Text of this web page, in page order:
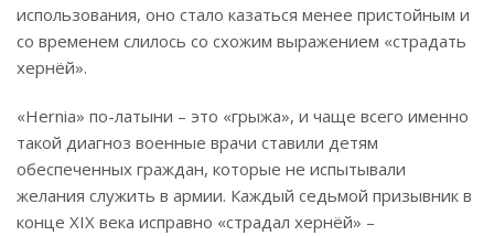
использования, оно стало казаться менее пристойным и
со временем слилось со схожим выражением «страдать
хернёй».
«Hernia» по-латыни – это «грыжа», и чаще всего именно
такой диагноз военные врачи ставили детям
обеспеченных граждан, которые не испытывали
желания служить в армии. Каждый седьмой призывник в
конце XIX века исправно «страдал хернёй» –